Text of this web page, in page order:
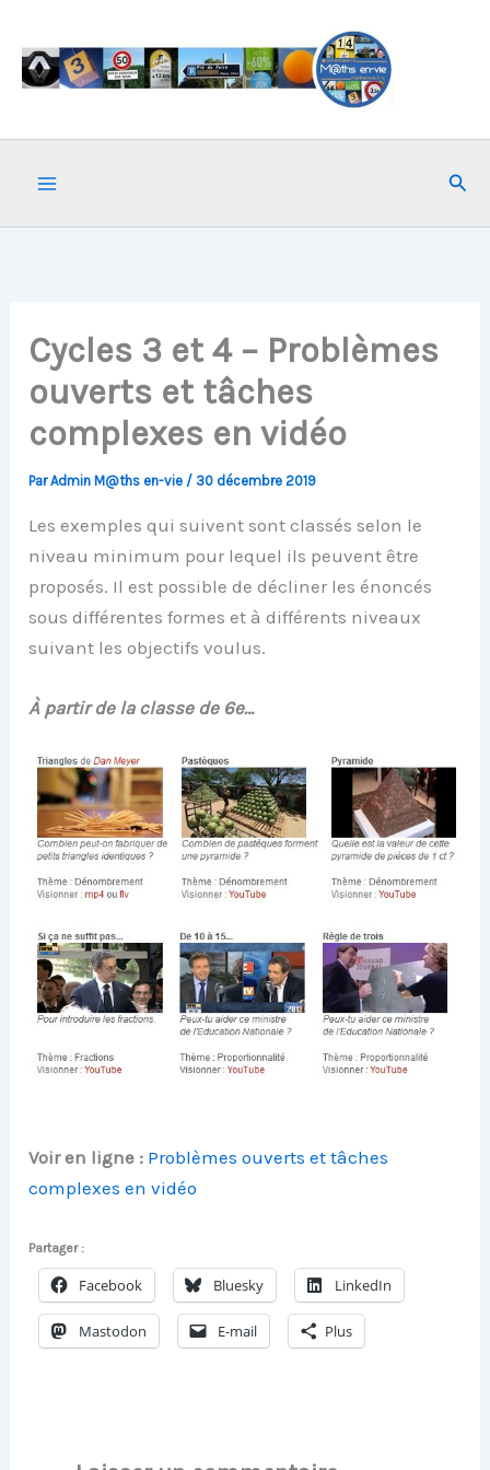
contenu
Cycles 3 et 4 – Problèmes
ouverts et tâches
complexes en vidéo
ParAdmin M@ths en-vie / 30 décembre 2019
Les exemples qui suivent sont classés selon le
niveau minimum pour lequel ils peuvent être
proposés. Il est possible de décliner les énoncés
sous différentes formes et à différents niveaux
suivant les objectifs voulus.
À partir de la classe de 6e…
Voir en ligne : Problèmes ouverts et tâches
complexes en vidéo
Partager :
Facebook Bluesky LinkedIn
Mastodon E-mail Plus